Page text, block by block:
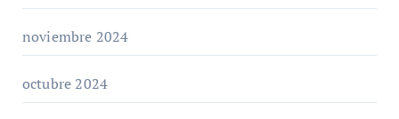
noviembre 2024
octubre 2024